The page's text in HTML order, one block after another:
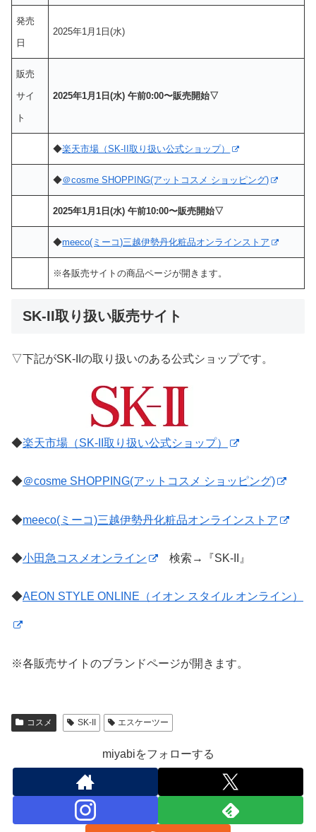
発売
日
2025年1月1日(水)
販売
サイ
ト
2025年1月1日(水) 午前0:00〜販売開始▽
◆楽天市場（SK-II取り扱い公式ショップ）
◆＠cosme SHOPPING(アットコスメ ショッピング)
2025年1月1日(水) 午前10:00〜販売開始▽
◆meeco(ミーコ)三越伊勢丹化粧品オンラインストア
※各販売サイトの商品ページが開きます。
SK-II取り扱い販売サイト
▽下記がSK-IIの取り扱いのある公式ショップです。
◆楽天市場（SK-II取り扱い公式ショップ）
◆＠cosme SHOPPING(アットコスメ ショッピング)
◆meeco(ミーコ)三越伊勢丹化粧品オンラインストア
◆小田急コスメオンライン 検索→『SK-II』
◆AEON STYLE ONLINE（イオン スタイル オンライン）
※各販売サイトのブランドページが開きます。
コスメ SK-II エスケーツー
miyabiをフォローする